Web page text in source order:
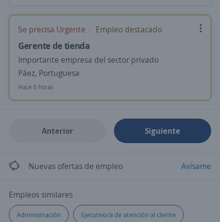
Se precisa Urgente Empleo destacado
Gerente de tienda
Importante empresa del sector privado
Páez, Portuguesa
Hace 6 horas
Anterior Siguiente
Nuevas ofertas de empleo Avísame
Empleos similares
Administración Ejecutivo/a de atención al cliente